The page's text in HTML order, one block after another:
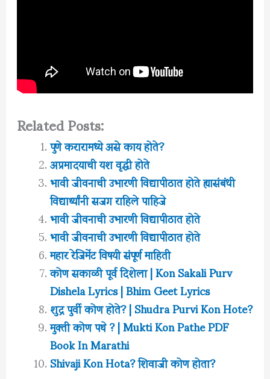
Related Posts:
पुणे करारामध्ये असे काय होते?
अप्रमादयाची यश वृद्धी होते
भावी जीवनाची उभारणी विद्यापीठात होते ह्यासंबंधी
विद्यार्थ्यांनी सजग राहिले पाहिजे
भावी जीवनाची उभारणी विद्यापीठात होते
भावी जीवनाची उभारणी विद्यापीठात होते
महार रेजिमेंट विषयी संपूर्ण माहिती
कोण सकाळी पूर्व दिशेला | Kon Sakali Purv
Dishela Lyrics | Bhim Geet Lyrics
शुद्र पुर्वी कोण होते? | Shudra Purvi Kon Hote?
मुक्ती कोण पथे ? | Mukti Kon Pathe PDF
Book In Marathi
Shivaji Kon Hota? शिवाजी कोण होता?